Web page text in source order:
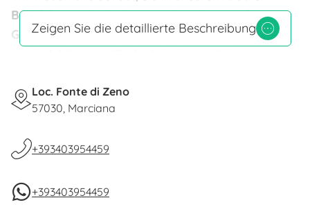
Breakfastzu beherbergen, dasdrei große
Gartenzimmerim schäbigen Chic-Stil und eine
Die 3 Zimmer (Olivo, Corbezzolo und Castagno)
haben einen eigenen Eingang, brandneue
Badezimmer und süße und entspannende Farben.
Alle unsere Zimmer sind mit Sat-TV, Haartrockner,
Heizung, kostenlose Parkplätze ausgestattet,
sowie Sie können die Vorteile der kostenlosen
Zeigen Sie die detaillierte Beschreibung
Loc. Fonte di Zeno
57030, Marciana
+393403954459
+393403954459